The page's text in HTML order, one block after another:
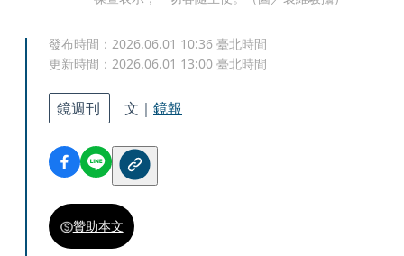
發布時間： 2026.06.01 10:36 臺北時間
更新時間： 2026.06.01 13:00 臺北時間
鏡週刊 文｜ 鏡報
贊助本文